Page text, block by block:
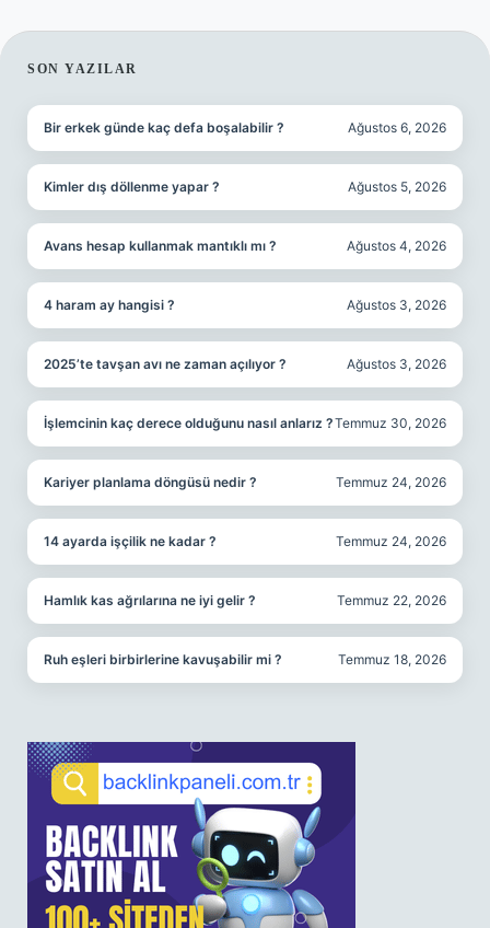
SIDEBAR
SON YAZILAR
Bir erkek günde kaç defa boşalabilir ? Ağustos 6, 2026
Kimler dış döllenme yapar ? Ağustos 5, 2026
Avans hesap kullanmak mantıklı mı ? Ağustos 4, 2026
4 haram ay hangisi ? Ağustos 3, 2026
2025’te tavşan avı ne zaman açılıyor ? Ağustos 3, 2026
İşlemcinin kaç derece olduğunu nasıl anlarız ?Temmuz 30, 2026
Kariyer planlama döngüsü nedir ? Temmuz 24, 2026
14 ayarda işçilik ne kadar ? Temmuz 24, 2026
Hamlık kas ağrılarına ne iyi gelir ? Temmuz 22, 2026
Ruh eşleri birbirlerine kavuşabilir mi ? Temmuz 18, 2026